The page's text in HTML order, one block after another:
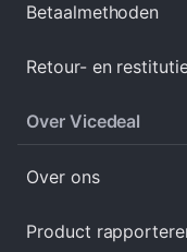
Betaalmethoden
Retour- en
Over Vicedeal
Over ons
Product